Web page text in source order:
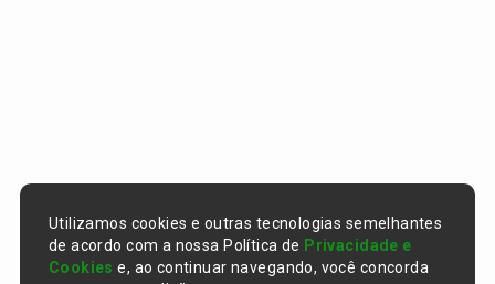
Utilizamos cookies e outras tecnologias semelhantes
de acordo com a nossa Política de Privacidade e
Cookies e, ao continuar navegando, você concorda